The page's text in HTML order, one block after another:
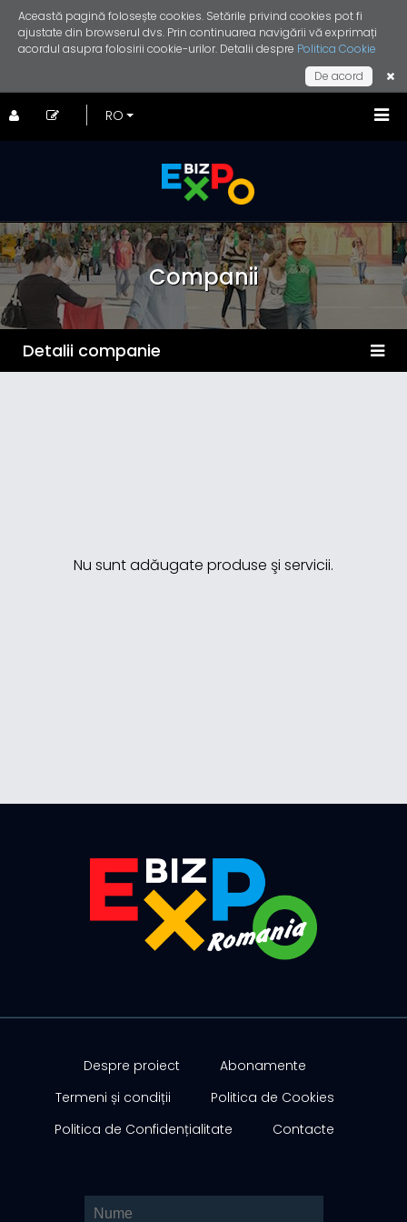
Această pagină folosește cookies. Setările privind cookies pot fi
ajustate din browserul dvs. Prin continuarea navigării vă exprimați
acordul asupra folosirii cookie-urilor. Detalii despre Politica Cookie
De acord
Companii
Detalii companie
Nu sunt adăugate produse şi servicii.
Despre proiect
Abonamente
Termeni și condiții
Politica de Cookies
Politica de Confidențialitate
Contacte